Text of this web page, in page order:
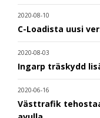
2020-08-10
C-Loadista uusi
2020-08-03
Ingarp träskydd
2020-06-16
Västtrafik